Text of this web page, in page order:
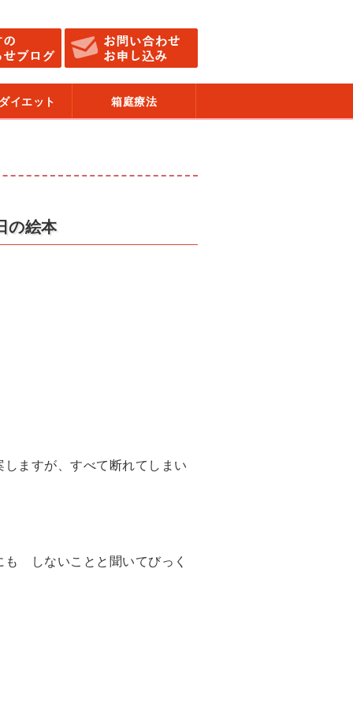
イエット 箱庭療法
の絵本
ますが、すべて断れてしまい
しないことと聞いてびっく